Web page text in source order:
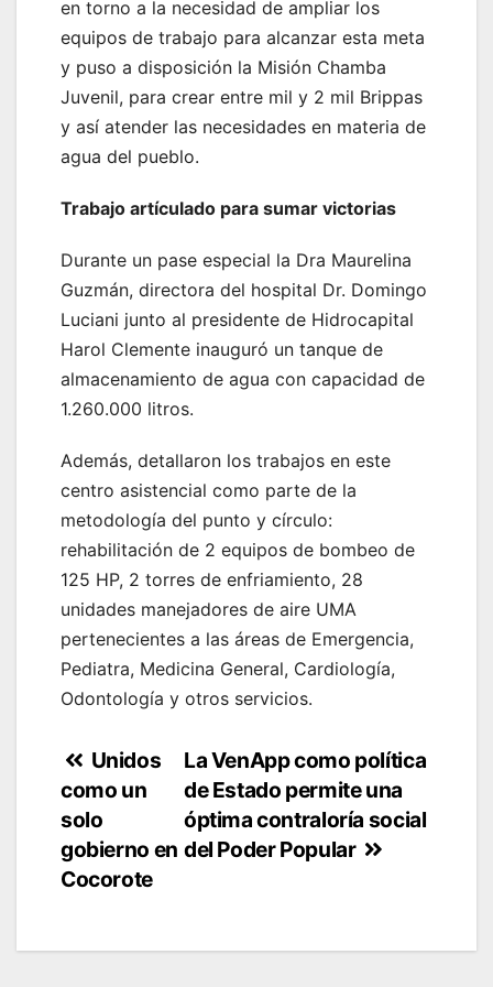
en torno a la necesidad de ampliar los
equipos de trabajo para alcanzar esta meta
y puso a disposición la Misión Chamba
Juvenil, para crear entre mil y 2 mil Brippas
y así atender las necesidades en materia de
agua del pueblo.
Trabajo artículado para sumar victorias
Durante un pase especial la Dra Maurelina
Guzmán, directora del hospital Dr. Domingo
Luciani junto al presidente de Hidrocapital
Harol Clemente inauguró un tanque de
almacenamiento de agua con capacidad de
1.260.000 litros.
Además, detallaron los trabajos en este
centro asistencial como parte de la
metodología del punto y círculo:
rehabilitación de 2 equipos de bombeo de
125 HP, 2 torres de enfriamiento, 28
unidades manejadores de aire UMA
pertenecientes a las áreas de Emergencia,
Pediatra, Medicina General, Cardiología,
Odontología y otros servicios.
Navegación
de
entradas
La VenApp como política
de Estado permite una
óptima contraloría social
del Poder Popular
Unidos
como un
solo
gobierno en
Cocorote